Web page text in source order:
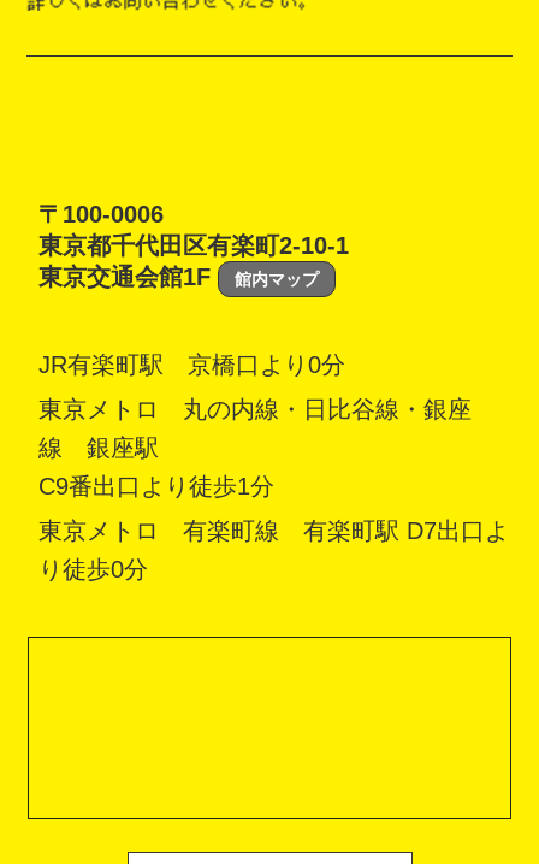
〒100-0006
東京都千代田区有楽町2-10-1
東京交通会館1F
館内マップ
JR有楽町駅 京橋口より0分
東京メトロ 丸の内線・日比谷線・銀座
線 銀座駅
C9番出口より徒歩1分
東京メトロ 有楽町線 有楽町駅 D7出口よ
り徒歩0分